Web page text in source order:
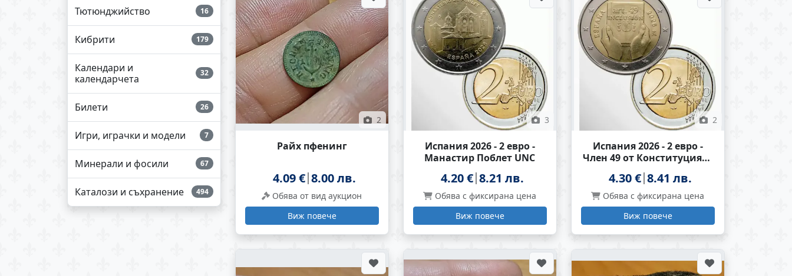
Тютюнджийство 16
Кибрити 179
Календари и
календарчета
32
Билети 26
Игри, играчки и модели 7
Минерали и фосили 67
Каталози и съхранение 494
2
Райх пфенинг
4.09 € 8.00 лв.
Обява от вид аукцион
Виж повече
3
Испания 2026 - 2 евро -
Манастир Поблет UNC
4.20 € 8.21 лв.
Обява с фиксирана цена
Виж повече
2
Испания 2026 - 2 евро -
Член 49 от Конституцията
UNC
4.30 € 8.41 лв.
Обява с фиксирана цена
Виж повече